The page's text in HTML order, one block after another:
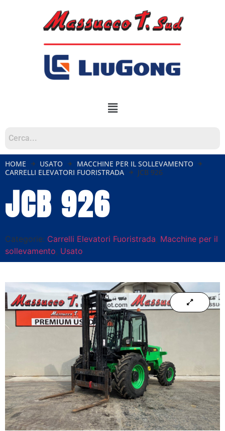
HOME USATO
MACCHINE PER IL SOLLEVAMENTO
CARRELLI ELEVATORI FUORISTRADA
JCB 926
JCB 926
Categorie: Carrelli Elevatori Fuoristrada, Macchine per il
sollevamento, Usato